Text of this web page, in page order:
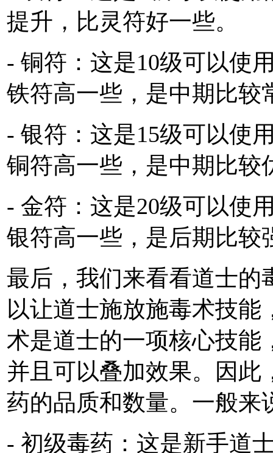
提升，比灵符好一些。
- 铜符：这是10级可以使
铁符高一些，是中期比较
- 银符：这是15级可以使
铜符高一些，是中期比较
- 金符：这是20级可以使
银符高一些，是后期比较
最后，我们来看看道士的
以让道士施放施毒术技
术是道士的一项核心技能
并且可以叠加效果。因此
药的品质和数量。一般来
- 初级毒药：这是新手道